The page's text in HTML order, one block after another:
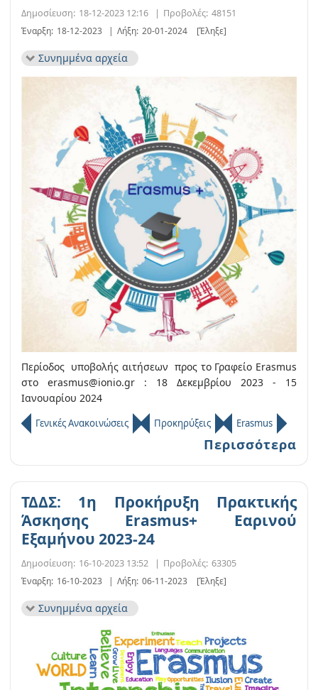
Δημοσίευση: 18-12-2023 12:16 | Προβολές: 48151
Έναρξη: 18-12-2023 | Λήξη: 20-01-2024 [Έληξε]
Συνημμένα αρχεία
Περίοδος υποβολής αιτήσεων προς το Γραφείο Erasmus
στο erasmus@ionio.gr : 18 Δεκεμβρίου 2023 - 15
Ιανουαρίου 2024
Γενικές Ανακοινώσεις Προκηρύξεις Erasmus
Περισσότερα
ΤΔΔΣ: 1η Προκήρυξη Πρακτικής
Άσκησης Erasmus+ Εαρινού
Εξαμήνου 2023-24
Δημοσίευση: 16-10-2023 13:52 | Προβολές: 63305
Έναρξη: 16-10-2023 | Λήξη: 06-11-2023 [Έληξε]
Συνημμένα αρχεία